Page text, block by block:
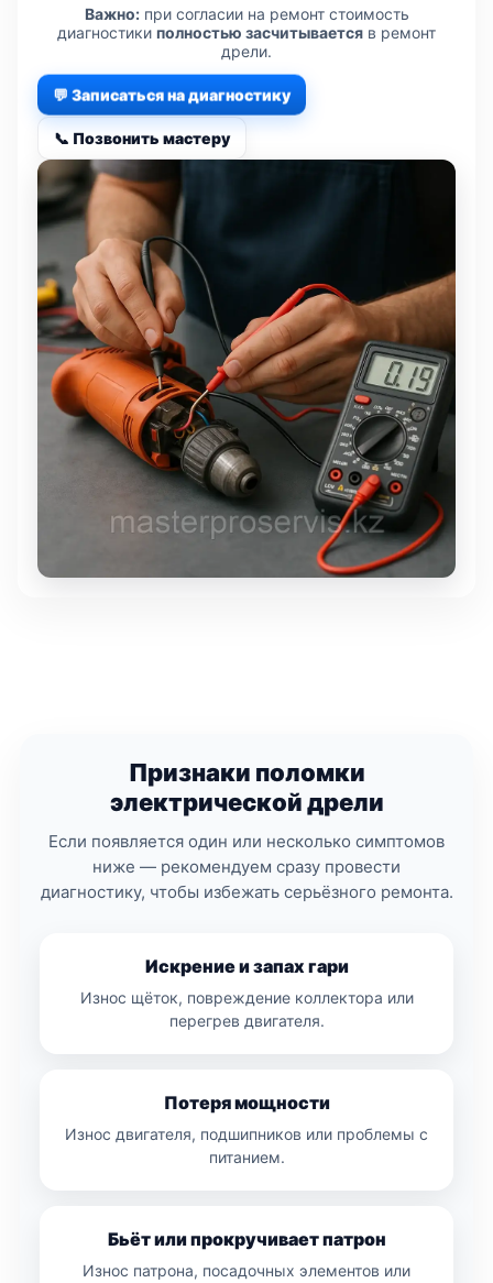
Важно:при согласии на ремонт стоимость
диагностики полностью засчитывается в ремонт
дрели.
💬 Записаться на диагностику
📞 Позвонить мастеру
Признаки поломки
электрической дрели
Если появляется один или несколько симптомов
ниже — рекомендуем сразу провести
диагностику, чтобы избежать серьёзного ремонта.
Искрение и запах гари
Износ щёток, повреждение коллектора или
перегрев двигателя.
Потеря мощности
Износ двигателя, подшипников или проблемы с
питанием.
Бьёт или прокручивает патрон
Износ патрона, посадочных элементов или